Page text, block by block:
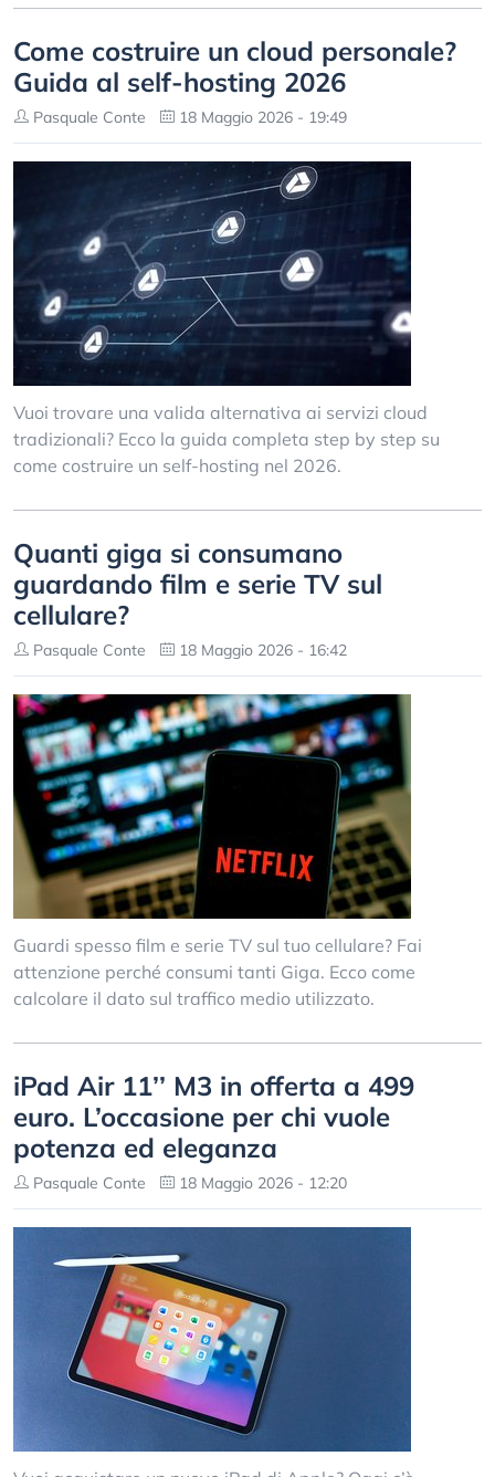
Come costruire un cloud personale?
Guida al self-hosting 2026
Pasquale Conte 18 Maggio 2026 - 19:49
Vuoi trovare una valida alternativa ai servizi cloud
tradizionali? Ecco la guida completa step by step su
come costruire un self-hosting nel 2026.
Quanti giga si consumano
guardando film e serie TV sul
cellulare?
Pasquale Conte 18 Maggio 2026 - 16:42
Guardi spesso film e serie TV sul tuo cellulare? Fai
attenzione perché consumi tanti Giga. Ecco come
calcolare il dato sul traffico medio utilizzato.
iPad Air 11’’ M3 in offerta a 499
euro. L’occasione per chi vuole
potenza ed eleganza
Pasquale Conte 18 Maggio 2026 - 12:20